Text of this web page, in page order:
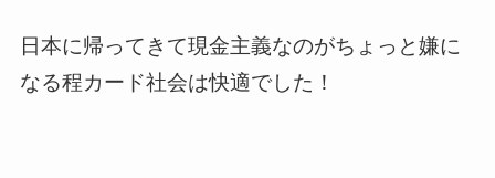
日本に帰ってきて現金主義なのがちょっと嫌に
なる程カード社会は快適でした！